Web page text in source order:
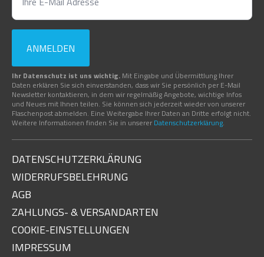
ANMELDEN
Ihr Datenschutz ist uns wichtig. Mit Eingabe und Übermittlung Ihrer
Daten erklären Sie sich einverstanden, dass wir Sie persönlich per E-Mail
Newsletter kontaktieren, in dem wir regelmäßig Angebote, wichtige Infos
und Neues mit Ihnen teilen. Sie können sich jederzeit wieder von unserer
Flaschenpost abmelden. Eine Weitergabe Ihrer Daten an Dritte erfolgt nicht.
Weitere Informationen finden Sie in unserer Datenschutzerklärung.
DATENSCHUTZERKLÄRUNG
WIDERRUFSBELEHRUNG
AGB
ZAHLUNGS- & VERSANDARTEN
COOKIE-EINSTELLUNGEN
IMPRESSUM